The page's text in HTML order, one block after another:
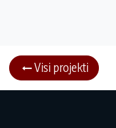
Visi projekti